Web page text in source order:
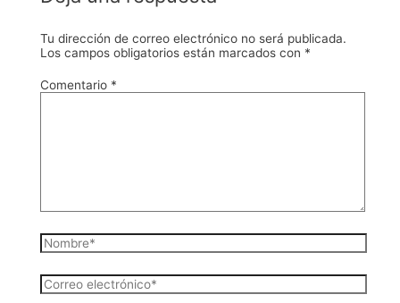
Tu dirección de correo electrónico no será publicada.
Los campos obligatorios están marcados con *
Comentario *
Nombre*
Correo
electrónico*